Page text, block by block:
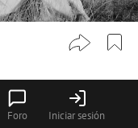
Foro Iniciar sesión